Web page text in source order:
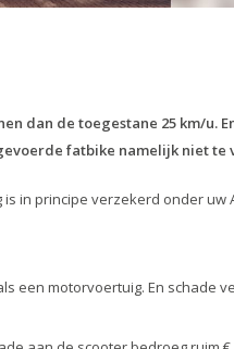
dan de toegestane 25 km/u.
fatbike namelijk niet te
in principe verzekerd onder uw
een motorvoertuig. En schade